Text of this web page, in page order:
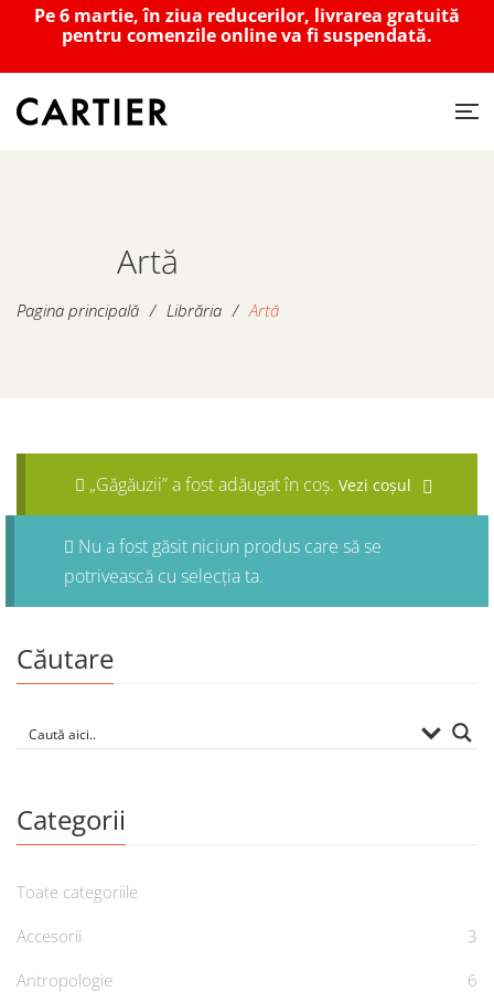
Pe 6 martie, în ziua reducerilor, livrarea gratuită
pentru comenzile online va fi suspendată.
Artă
Pagina principală / Librăria / Artă
„Găgăuzii” a fost adăugat în coș. Vezi coșul
Nu a fost găsit niciun produs care să se
potrivească cu selecția ta.
Căutare
Categorii
Toate categoriile
Accesorii
3
Antropologie
6